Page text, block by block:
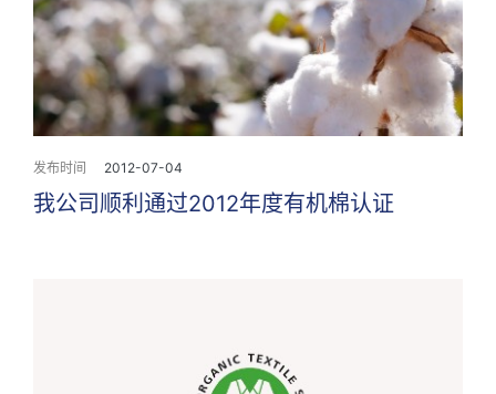
发布时间 2012-07-04
我公司顺利通过2012年度有机棉认证